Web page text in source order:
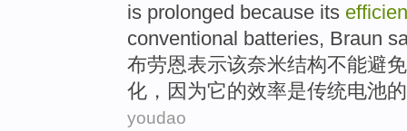
is prolonged because its
conventional batteries, Braun
布劳恩表示该奈米结构不能避免
化， 因为它的效率是传统电池的
youdao